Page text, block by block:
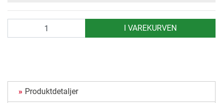
I VAREKURVEN
Produktdetaljer